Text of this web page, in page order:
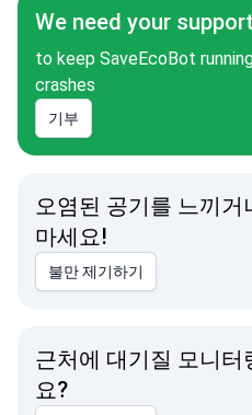
We need your support
to keep SaveEcoBot
crashes
기부
오염된 공기를 느끼거
마세요!
불만 제기하기
근처에 대기질 모니
요?